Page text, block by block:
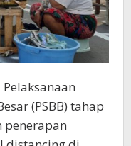
Pelaksanaan
(PSBB) tahap
penerapan